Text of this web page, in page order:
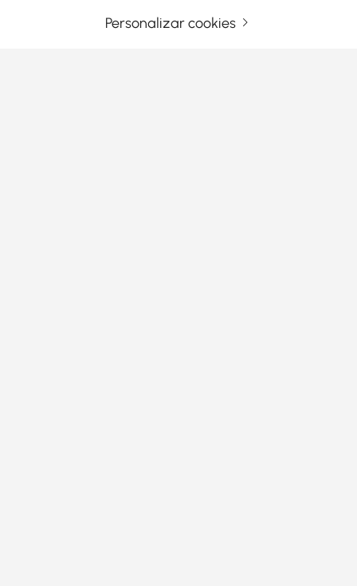
Products in the current category have been updated to show the latest 26 items
Personalizar cookies